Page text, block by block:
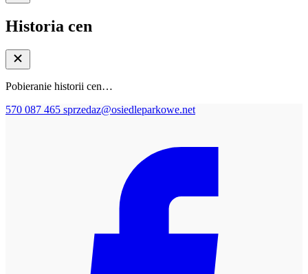
Historia cen
Pobieranie historii cen…
570 087 465 sprzedaz@osiedleparkowe.net